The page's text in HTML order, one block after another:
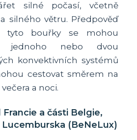
silné počasí, včetně
silného větru. Předpověď
tyto bouřky se mohou
jednoho nebo dvou
konvektivních systémů
cestovat směrem na
a noci.
a části Belgie,
Lucemburska (BeNeLux)